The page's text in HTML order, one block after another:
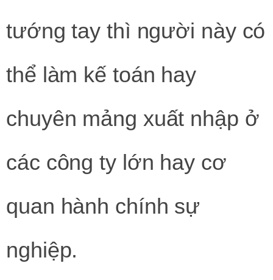
tướng tay thì người này có
thể làm kế toán hay
chuyên mảng xuất nhập ở
các công ty lớn hay cơ
quan hành chính sự
nghiệp.